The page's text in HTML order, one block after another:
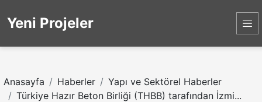
Yeni Projeler
Anasayfa Haberler
Yapı ve Sektörel Haberler
Türkiye Hazır Beton Birliği (THBB) tarafından İzmi...